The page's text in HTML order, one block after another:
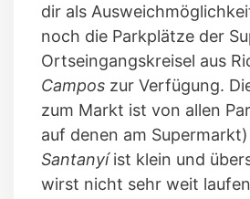
dir als
noch die Parkplätze der
Ortseingangskreisel aus
Campos zur Verfügung.
zum Markt ist von allen
auf denen am
Santanyíist klein und
wirst nicht sehr weit